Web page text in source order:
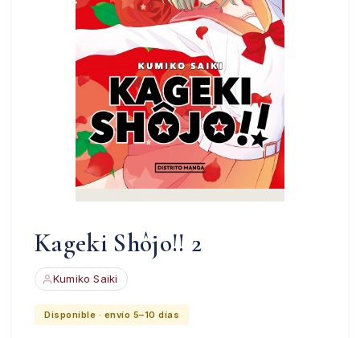
Kageki Shôjo!! 2
Kumiko Saiki
Disponible · envío 5–10 días